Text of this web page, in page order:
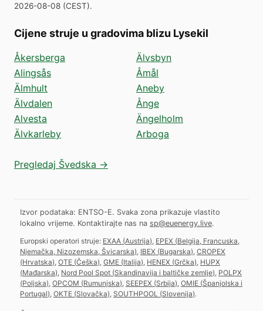
2026-08-08 (CEST).
Cijene struje u gradovima blizu Lysekil
Åkersberga
Alingsås
Älmhult
Älvdalen
Alvesta
Älvkarleby
Älvsbyn
Åmål
Aneby
Ånge
Ängelholm
Arboga
Pregledaj Švedska →
Izvor podataka: ENTSO-E. Svaka zona prikazuje vlastito
lokalno vrijeme. Kontaktirajte nas na sp@euenergy.live.
Europski operatori struje: EXAA (Austrija) EPEX (Belgija, Francuska,
Njemačka, Nizozemska, Švicarska) IBEX (Bugarska) CROPEX
(Hrvatska) OTE (Češka) GME (Italija) HENEX (Grčka) HUPX
(Mađarska) Nord Pool Spot (Skandinavija i baltičke zemlje) POLPX
(Poljska) OPCOM (Rumunjska) SEEPEX (Srbija) OMIE (Španjolska i
Portugal) OKTE (Slovačka) SOUTHPOOL (Slovenija).